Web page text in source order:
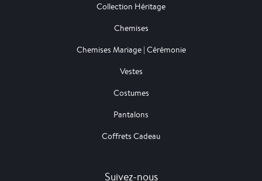
Collection Héritage
Chemises
Chemises Mariage | Cérémonie
Vestes
Costumes
Pantalons
Coffrets Cadeau
Suivez-nous